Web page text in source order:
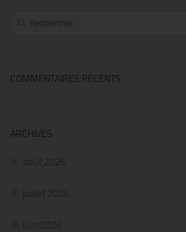
Rechercher :
COMMENTAIRES RÉCENTS
ARCHIVES
août 2026
juillet 2026
juin 2026